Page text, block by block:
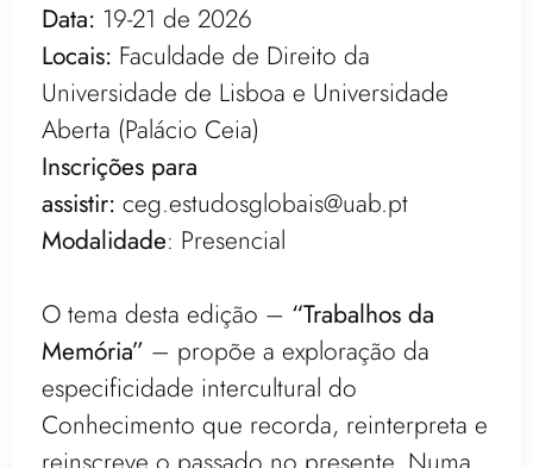
Data: 19-21 de 2026
Locais: Faculdade de Direito da
Universidade de Lisboa e Universidade
Aberta (Palácio Ceia)
Inscrições para
assistir: ceg.estudosglobais@uab.pt
Modalidade: Presencial
O tema desta edição – “Trabalhos da
Memória” – propõe a exploração da
especificidade intercultural do
Conhecimento que recorda, reinterpreta e